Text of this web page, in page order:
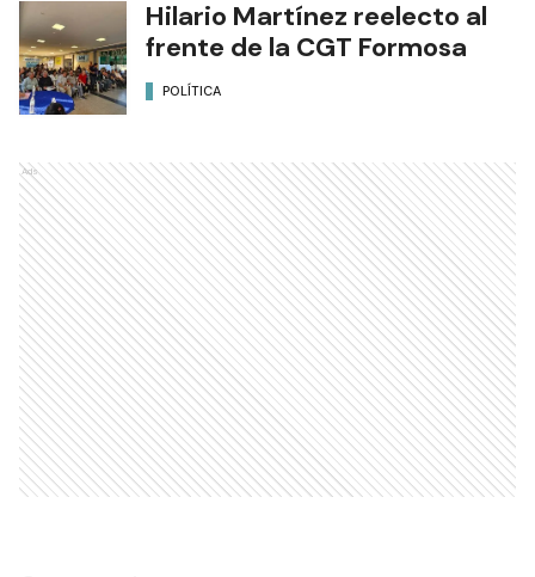
Hilario Martínez reelecto al
frente de la CGT Formosa
POLÍTICA
Ads